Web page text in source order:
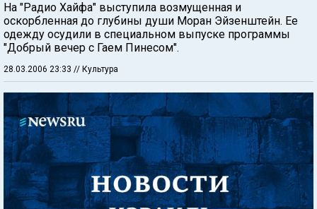
На "Радио Хайфа" выступила возмущенная и
оскорбленная до глубины души Моран Эйзенштейн. Ее
одежду осудили в специальном выпуске программы
"Добрый вечер с Гаем Пинесом".
28.03.2006 23:33 // Культура